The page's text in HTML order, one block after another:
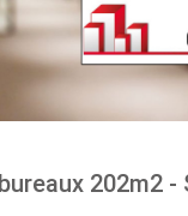
202m2 -